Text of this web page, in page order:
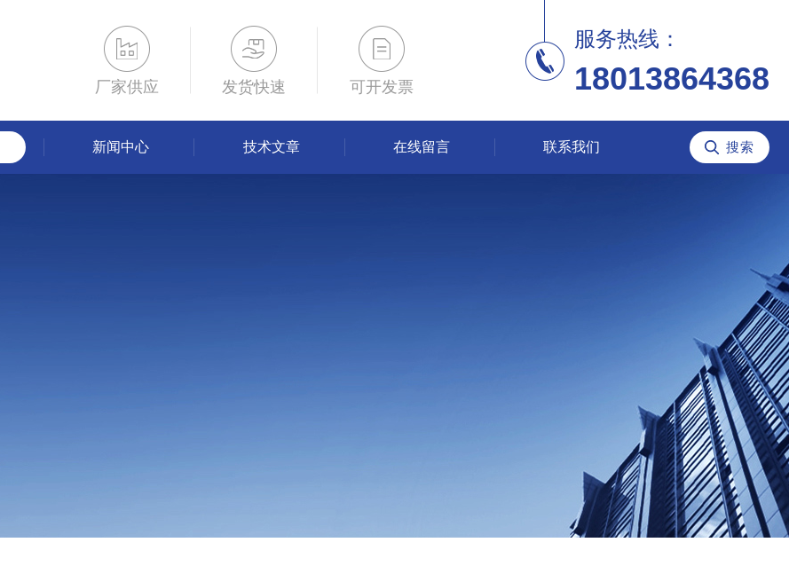
厂家供应 发货快速 可开发票
服务热线：
18013864368
新闻中心 技术文章 在线留言 联系我们